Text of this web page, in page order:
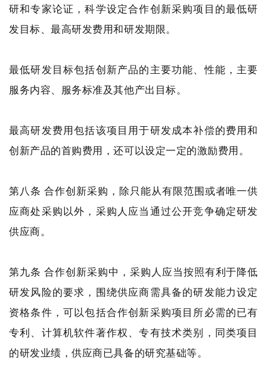
研和专家论证，科学设定合作创新采购项目的最低研
发目标、最高研发费用和研发期限。
最低研发目标包括创新产品的主要功能、性能，主要
服务内容、服务标准及其他产出目标。
最高研发费用包括该项目用于研发成本补偿的费用和
创新产品的首购费用，还可以设定一定的激励费用。
第八条 合作创新采购，除只能从有限范围或者唯一供
应商处采购以外，采购人应当通过公开竞争确定研发
供应商。
第九条 合作创新采购中，采购人应当按照有利于降低
研发风险的要求，围绕供应商需具备的研发能力设定
资格条件，可以包括合作创新采购项目所必需的已有
专利、计算机软件著作权、专有技术类别，同类项目
的研发业绩，供应商已具备的研究基础等。